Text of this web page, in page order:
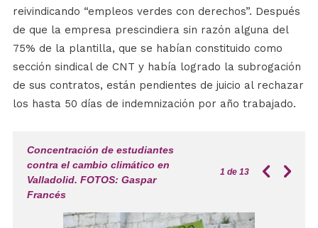
reivindicando “empleos verdes con derechos”. Después
de que la empresa prescindiera sin razón alguna del
75% de la plantilla, que se habían constituido como
sección sindical de CNT y había logrado la subrogación
de sus contratos, están pendientes de juicio al rechazar
los hasta 50 días de indemnización por año trabajado.
Concentración de estudiantes
contra el cambio climático en
Valladolid. FOTOS: Gaspar
Francés
1 de 13